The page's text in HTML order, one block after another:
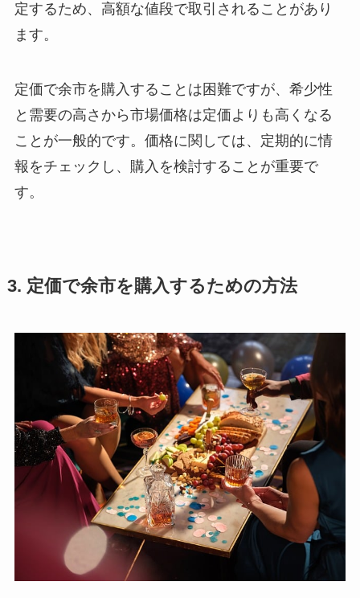
定するため、高額な値段で取引されることがあり
ます。
定価で余市を購入することは困難ですが、希少性
と需要の高さから市場価格は定価よりも高くなる
ことが一般的です。価格に関しては、定期的に情
報をチェックし、購入を検討することが重要で
す。
3. 定価で余市を購入するための方法